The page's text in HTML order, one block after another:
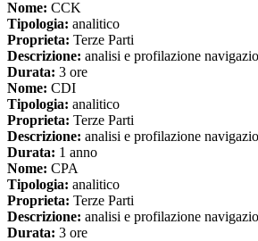
Nome: CCK
Tipologia: analitico
Proprieta: Terze Parti
Descrizione: analisi e profilazione
Durata: 3 ore
Nome: CDI
Tipologia: analitico
Proprieta: Terze Parti
Descrizione: analisi e profilazione
Durata: 1 anno
Nome: CPA
Tipologia: analitico
Proprieta: Terze Parti
Descrizione: analisi e profilazione
Durata: 3 ore